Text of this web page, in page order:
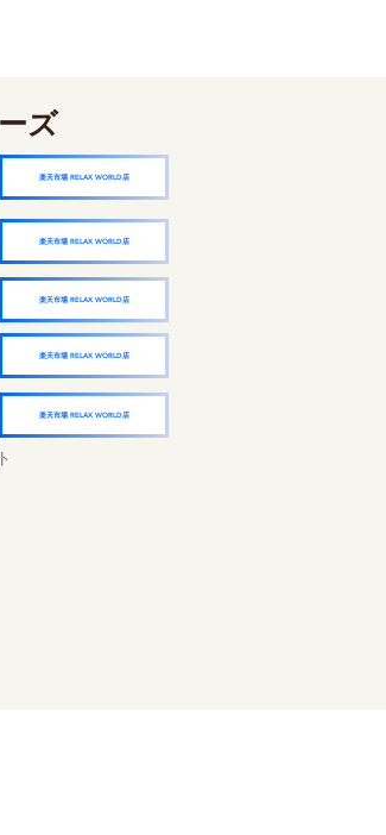
ズ
楽天市場 RELAX WORLD店
楽天市場 RELAX WORLD店
楽天市場 RELAX WORLD店
楽天市場 RELAX WORLD店
楽天市場 RELAX WORLD店